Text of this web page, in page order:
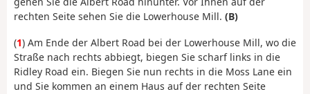
rechten Seite sehen Sie die Lowerhouse Mill. (B)
(1) Am Ende der Albert Road bei der Lowerhouse Mill, wo die
Straße nach rechts abbiegt, biegen Sie scharf links in die
Ridley Road ein. Biegen Sie nun rechts in die Moss Lane ein
und Sie kommen an einem Haus auf der rechten Seite